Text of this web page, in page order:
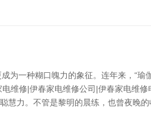
一种糊口魄力的象征。连年来，“
维修|伊春家电维修公司|伊春家电维
慧力。不管是黎明的晨练，也曾夜晚